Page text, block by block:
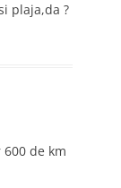
plaja,da ?
de km